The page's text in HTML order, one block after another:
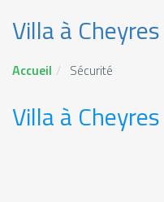
Villa à Cheyres
Accueil Sécurité
Villa à Cheyres